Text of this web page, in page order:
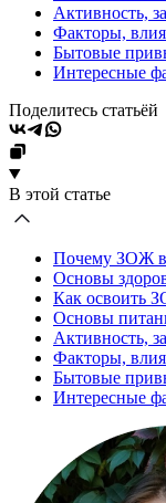
Активность,
Факторы,
Бытовые
Интересные
Поделитесь статьёй
В этой статье
Почему ЗОЖ
Основы
Как освоить
Основы
Активность,
Факторы,
Бытовые
Интересные